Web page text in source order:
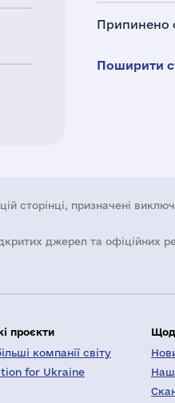
Припинено
Поширити
сторінці, призначені
джерел та офіційних
проєкти
компанії світу
for Ukraine
Наш